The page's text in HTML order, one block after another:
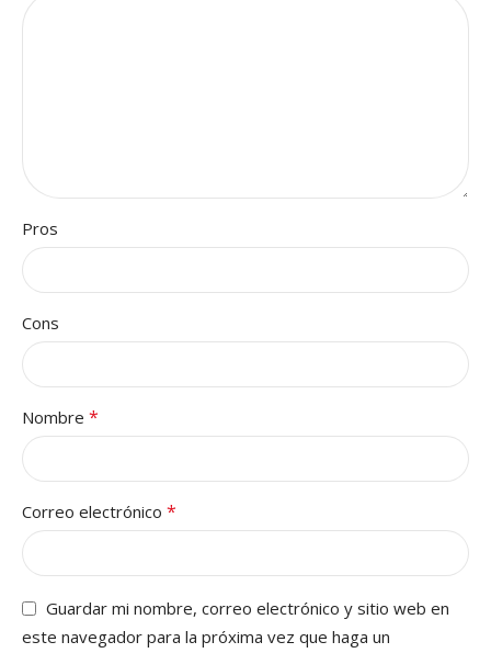
Pros
Cons
Nombre *
Correo electrónico *
Guardar mi nombre, correo electrónico y sitio web en
este navegador para la próxima vez que haga un